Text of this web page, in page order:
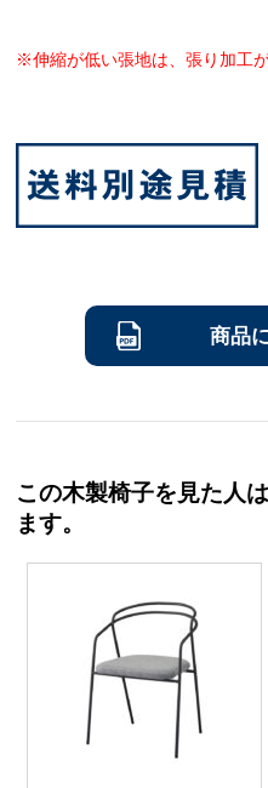
※伸縮が低い張地は、張り加工
商品
この木製椅子を見た人
ます。